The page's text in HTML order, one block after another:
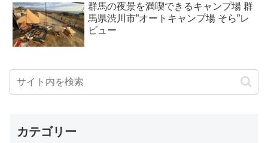
群馬の夜景を満喫できるキャンプ場 群
馬県渋川市”オートキャンプ場 そら”レ
ビュー
カテゴリー